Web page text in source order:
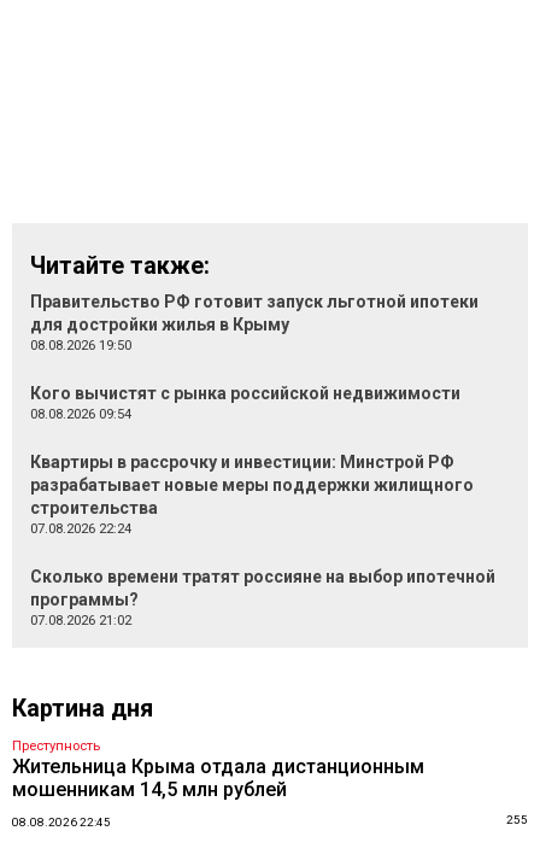
Читайте также:
Правительство РФ готовит запуск льготной ипотеки
для достройки жилья в Крыму
08.08.2026 19:50
Кого вычистят с рынка российской недвижимости
08.08.2026 09:54
Квартиры в рассрочку и инвестиции: Минстрой РФ
разрабатывает новые меры поддержки жилищного
строительства
07.08.2026 22:24
Сколько времени тратят россияне на выбор ипотечной
программы?
07.08.2026 21:02
Картина дня
Преступность
Жительница Крыма отдала дистанционным
мошенникам 14,5 млн рублей
08.08.2026 22:45 255